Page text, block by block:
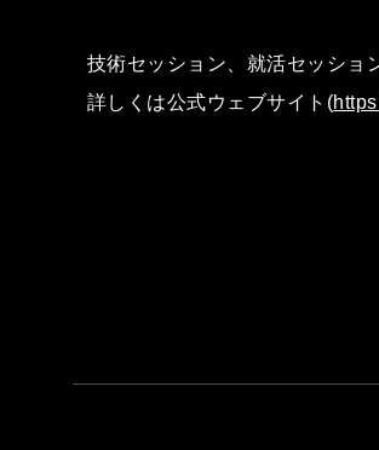
技術セッション、就活セッショ
詳しくは公式ウェブサイト(